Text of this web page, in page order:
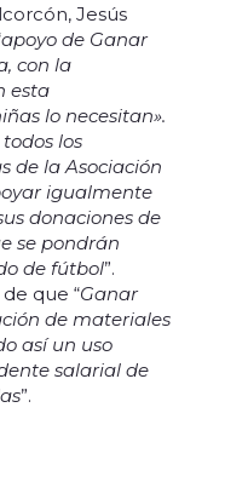
Jesús
apoyo de Ganar
con la
esta
lo necesitan».
los
de la Asociación
igualmente
donaciones de
se pondrán
de fútbol”.
que “Ganar
de materiales
así un uso
salarial de
”.